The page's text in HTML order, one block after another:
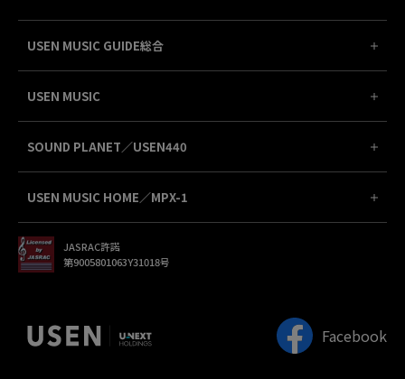
USEN MUSIC GUIDE総合
USEN MUSIC
SOUND PLANET／USEN440
USEN MUSIC HOME／MPX-1
JASRAC許諾
第9005801063Y31018号
Facebook